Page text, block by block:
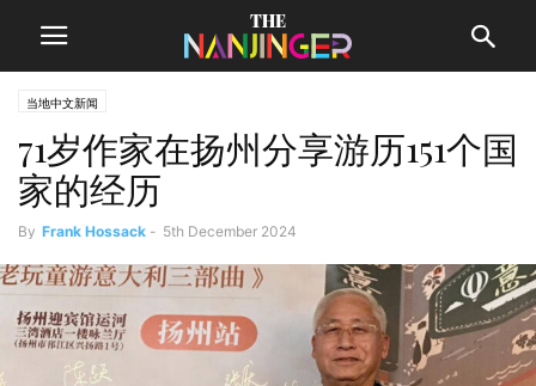
当地中文新闻
71岁作家在扬州分享游历151个国
家的经历
By Frank Hossack - 5th December 2024